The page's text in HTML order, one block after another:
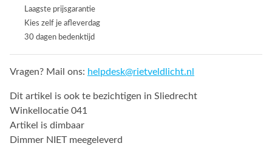
Laagste prijsgarantie
Kies zelf je afleverdag
30 dagen bedenktijd
Vragen? Mail ons: helpdesk@rietveldlicht.nl
Dit artikel is ook te bezichtigen in Sliedrecht
Winkellocatie 041
Artikel is dimbaar
Dimmer NIET meegeleverd